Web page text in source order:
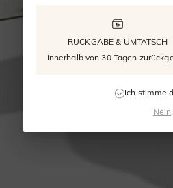
RÜCKGABE & UMTATSCH
Innerhalb von 30 Tagen
Ich stimme